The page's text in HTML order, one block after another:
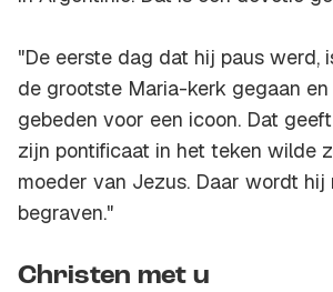
"De eerste dag dat hij paus werd,
de grootste Maria-kerk gegaan
gebeden voor een icoon. Dat
zijn pontificaat in het teken wilde
moeder van Jezus. Daar wordt hij
begraven."
Christen met u